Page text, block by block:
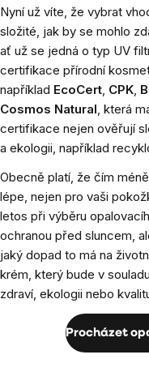
Nyní už víte, že vybrat
složité, jak by se mohlo
ať už se jedná o typ UV
certifikace přírodní
například EcoCert, CPK,
Cosmos Natural, která
certifikace nejen ověřují
a ekologii, například
Obecně platí, že čím
lépe, nejen pro vaši
letos při výběru
ochranou před sluncem,
jaký dopad to má na
krém, který bude v
zdraví, ekologii nebo
Procházet